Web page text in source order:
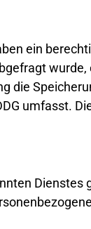
ein
die
umfasst.